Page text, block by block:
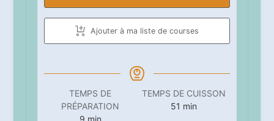
Ajouter à ma liste de courses
TEMPS DE
PRÉPARATION
9minutes
min
TEMPS DE CUISSON
51 minutes
min